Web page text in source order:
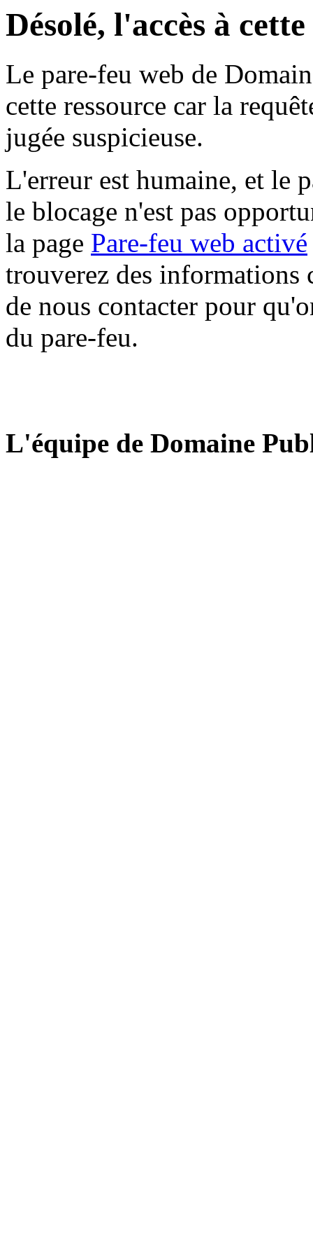
Désolé, l'accès à
Le pare-feu web de
cette ressource car la
jugée suspicieuse.
L'erreur est humaine, et le
le blocage n'est pas
la page Pare-feu web activé
trouverez des informations
de nous contacter pour
du pare-feu.
L'équipe de Domaine